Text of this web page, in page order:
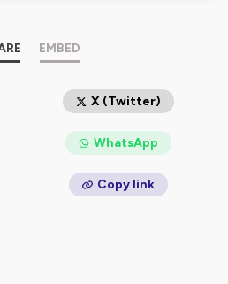
🌈
d'informations.
EMBED
X (Twitter)
WhatsApp
Copy link